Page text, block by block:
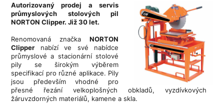
Autorizovaný prodej a servis
průmyslových stolových pil
NORTON Clipper. Již 30 let.
Renomovaná značka NORTON
Clipper nabízí ve své nabídce
průmyslové a stacionární stolové
pily se širokým výběrem
specifikací pro různé aplikace. Pily
jsou především vhodné pro
přesné řezání velkoplošných obkladů, vyzdívkových
žáruvzdorných materiálů, kamene a skla.